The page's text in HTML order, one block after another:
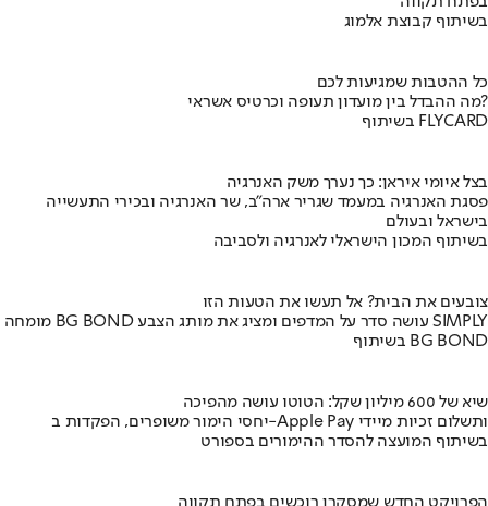
בשיתוף קבוצת אלמוג
כל ההטבות שמגיעות לכם
מה ההבדל בין מועדון תעופה וכרטיס אשראי?
בשיתוף FLYCARD
בצל איומי איראן: כך נערך משק האנרגיה
פסגת האנרגיה במעמד שגריר ארה"ב, שר האנרגיה ובכירי התעשייה
בישראל ובעולם
בשיתוף המכון הישראלי לאנרגיה ולסביבה
צובעים את הבית? אל תעשו את הטעות הזו
מומחה BG BOND עושה סדר על המדפים ומציג את מותג הצבע SIMPLY
בשיתוף BG BOND
שיא של 600 מיליון שקל: הטוטו עושה מהפיכה
יחסי הימור משופרים, הפקדות ב-Apple Pay ותשלום זכיות מיידי
בשיתוף המועצה להסדר ההימורים בספורט